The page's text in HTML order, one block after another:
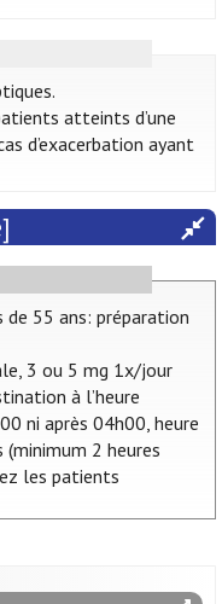
atteints d’une
d’exacerbation ayant
de 55 ans: préparation
3 ou 5 mg 1x/jour
à l’heure
ni après 04h00, heure
(minimum 2 heures
les patients